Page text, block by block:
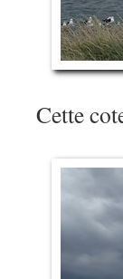
Cette